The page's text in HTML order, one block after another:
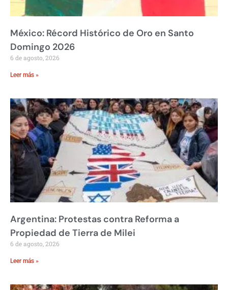
México: Récord Histórico de Oro en Santo
Domingo 2026
6 de agosto, 2026
Leer más »
Argentina: Protestas contra Reforma a
Propiedad de Tierra de Milei
6 de agosto, 2026
Leer más »